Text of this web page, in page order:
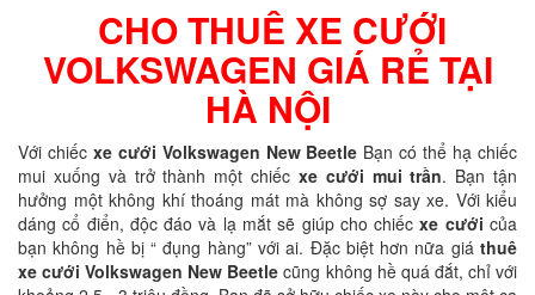
CHO THUÊ XE CƯỚI
VOLKSWAGEN GIÁ RẺ TẠI
HÀ NỘI
Với chiếc xe cưới Volkswagen New Beetle Bạn có thể hạ chiếc
mui xuống và trở thành một chiếc xe cưới mui trần. Bạn tận
hưởng một không khí thoáng mát mà không sợ say xe. Với kiểu
dáng cổ điển, độc đáo và lạ mắt sẽ giúp cho chiếcxe cưới của
bạn không hề bị “ đụng hàng” với ai. Đặc biệt hơn nữa giá thuê
xe cưới Volkswagen New Beetlecũng không hề quá đắt, chỉ với